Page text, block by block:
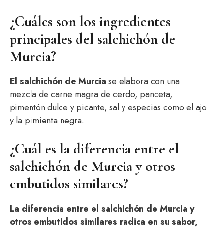
¿Cuáles son los ingredientes
principales del salchichón de
Murcia?
El salchichón de Murcia se elabora con una
mezcla de carne magra de cerdo, panceta,
pimentón dulce y picante, sal y especias como el ajo
y la pimienta negra.
¿Cuál es la diferencia entre el
salchichón de Murcia y otros
embutidos similares?
La diferencia entre el salchichón de Murcia y
otros embutidos similares radica en su sabor,